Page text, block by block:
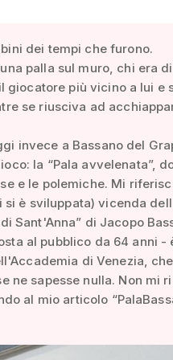
dei tempi che furono.
palla sul muro, chi era
giocatore più vicino a lui e
se riusciva ad
invece a Bassano del
la “Pala avvelenata”,
e le polemiche. Mi
è sviluppata) vicenda
Sant'Anna” di Jacopo
al pubblico da 64 anni -
di Venezia,
ne sapesse nulla. Non mi
al mio articolo